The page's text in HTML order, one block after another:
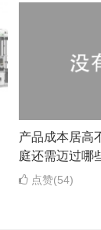
产品成本居高
庭还需迈过哪
点赞(54)